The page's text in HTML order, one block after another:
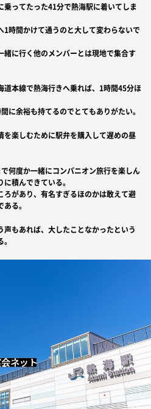
ってたった41分で熱海駅に着いてしま
時間かけて通うのと大して変わらないで
に行く他のメンバーとは現地で集合す
道本線で熱海行きへ乗れば、1時間45分ほ
に余裕も持てるのでとてもありがたい。
楽しむために駅弁を購入して遅めの昼
何度か一緒にコンパニオン旅行を楽しん
積んできている。
ろがあり、有名すぎるほのかは敢えて避
る。
もあれば、大したことなかったという